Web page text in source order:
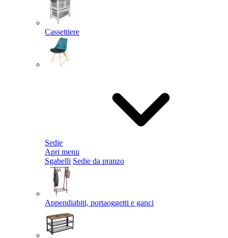
Cassettiere
Sedie
Apri menu
Sgabelli Sedie da pranzo
Appendiabiti, portaoggetti e ganci